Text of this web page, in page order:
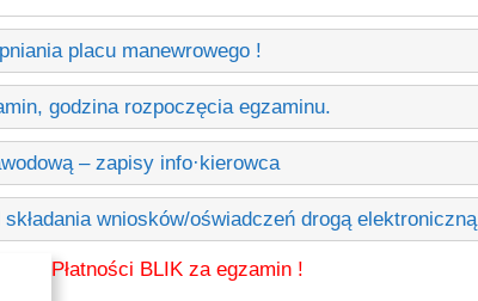
placu manewrowego !
godzina rozpoczęcia egzaminu.
– zapisy info·kierowca
wniosków/oświadczeń drogą elektroniczną
Płatności BLIK za egzamin !